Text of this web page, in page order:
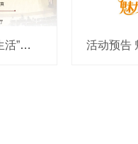
国家大剧院“艺生活”艺术体验营魅力校园浸润乐章暑期启航